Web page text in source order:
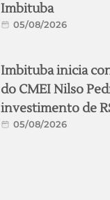
Imbituba
05/08/2026
Imbituba inicia
do CMEI Nilso
investimento de
05/08/2026